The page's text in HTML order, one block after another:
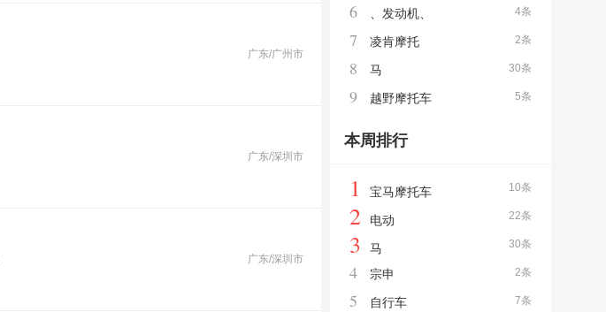
广东/广州市
广东/深圳市
广东/深圳市
4条
6 、发动机、
2条
7 凌肯摩托
30条
8 马
5条
9 越野摩托车
本周排行
10条
1 宝马摩托车
22条
2 电动
30条
3 马
2条
4 宗申
7条
5 自行车